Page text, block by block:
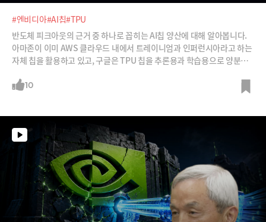
#엔비디아#AI칩#TPU
반도체 피크아웃의 근거 중 하나로 꼽히는 AI칩 양산에 대해 알아봅니다.
아마존이 이미 AWS 클라우드 내에서 트레이니엄과 인퍼런시아라고 하는
자체 칩을 활용하고 있고, 구글은 TPU 칩을 추론용과 학습용으로 양분화
을 사용하고 있거나 사용할 계획을 밝혔습니다. 스타트업에서도 나스닥 상
아웃스탠딩 창업자와 함께 알아봅니다.
10